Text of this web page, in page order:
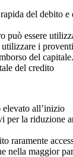
del debito e
può essere
i
del capitale.
del credito
all’inizio
per la riduzione
raramente
nella maggior